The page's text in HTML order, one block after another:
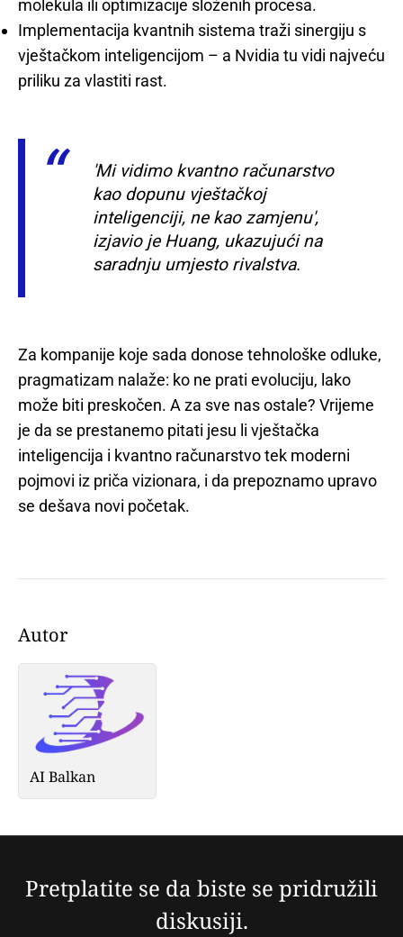
molekula ili optimizacije složenih procesa.
Implementacija kvantnih sistema traži sinergiju s
vještačkom inteligencijom – a Nvidia tu vidi najveću
priliku za vlastiti rast.
'Mi vidimo kvantno računarstvo
kao dopunu vještačkoj
inteligenciji, ne kao zamjenu',
izjavio je Huang, ukazujući na
saradnju umjesto rivalstva.
Za kompanije koje sada donose tehnološke odluke,
pragmatizam nalaže: ko ne prati evoluciju, lako
može biti preskočen. A za sve nas ostale? Vrijeme
je da se prestanemo pitati jesu li vještačka
inteligencija i kvantno računarstvo tek moderni
pojmovi iz priča vizionara, i da prepoznamo upravo
se dešava novi početak.
Autor
AI Balkan
Pretplatite se da biste se pridružili
diskusiji.